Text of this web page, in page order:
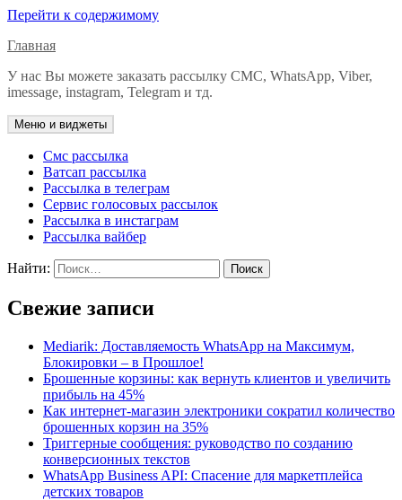
Перейти к содержимому
Главная
У нас Вы можете заказать рассылку СМС, WhatsApp, Viber,
imessage, instagram, Telegram и тд.
Меню и виджеты
Смс рассылка
Ватсап рассылка
Рассылка в телеграм
Сервис голосовых рассылок
Рассылка в инстаграм
Рассылка вайбер
Найти:
Свежие записи
Mediarik: Доставляемость WhatsApp на Максимум,
Блокировки – в Прошлое!
Брошенные корзины: как вернуть клиентов и увеличить
прибыль на 45%
Как интернет-магазин электроники сократил количество
брошенных корзин на 35%
Триггерные сообщения: руководство по созданию
конверсионных текстов
WhatsApp Business API: Спасение для маркетплейса
детских товаров